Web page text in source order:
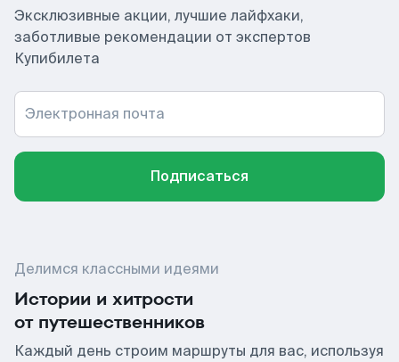
Эксклюзивные акции, лучшие лайфхаки,
заботливые рекомендации от экспертов
Купибилета
Электронная почта
Подписаться
Делимся классными идеями
Истории и хитрости
от путешественников
Каждый день строим маршруты для вас, используя